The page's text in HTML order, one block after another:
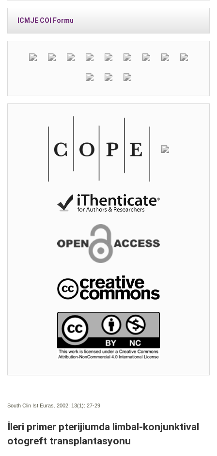
ICMJE COI Formu
South Clin Ist Euras. 2002; 13(1): 27-29
İleri primer pterijiumda limbal-konjunktival
otogreft transplantasyonu